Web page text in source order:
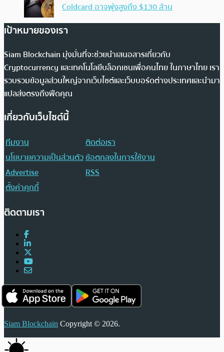
Coldcard อาจพุ่งสูงถึง $130 ล้าน
เป้าหมายของเรา
Siam Blockchain มุ่งมั่นที่จะช่วยนำเสนอสารเกี่ยวกับ
Cryptocurrency และเทคโนโลยีบล็อกเชนเพื่อคนไทย ในภาษาไทย เรา
รวบรวมข้อมูลส่วนใหญ่จากเว็บไซต์และเว็บบอร์ดต่างประเทศและนำมา
แปลส่งตรงถึงฟีดคุณ
เกี่ยวกับเว็บไซต์นี้
ทีมงาน
ติดต่อเรา
นโยบายความเป็นส่วนตัวข้อตกลงในการใช้งาน
Advertise
RSS
ตั้งค่าคุกกี้
ติดตามเรา
Siam Blockchain Copyright © 2026.